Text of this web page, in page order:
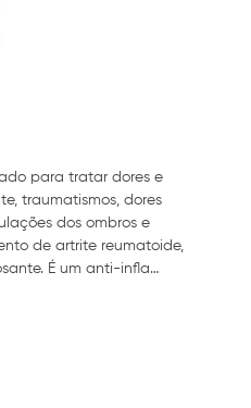
para tratar dores e
traumatismos, dores
dos ombros e
de artrite reumatoide,
É um anti-infla…